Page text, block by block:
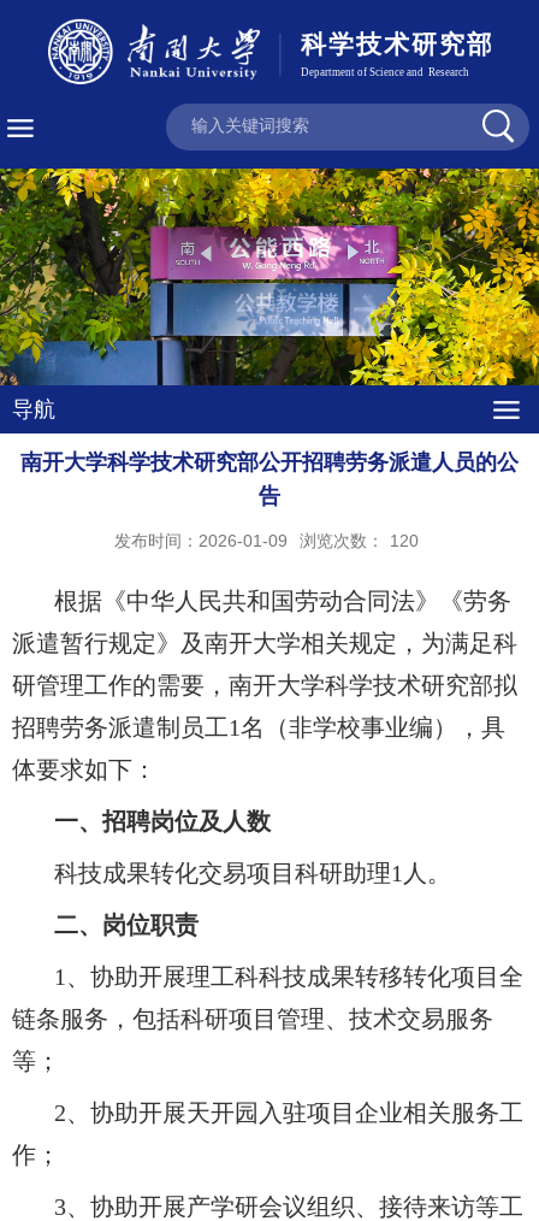
导航
南开大学科学技术研究部公开招聘劳务派遣人员的公
告
发布时间：2026-01-09 浏览次数： 120
根据《中华人民共和国劳动合同法》《劳务
派遣暂行规定》及南开大学相关规定，为满足科
研管理工作的需要，南开大学科学技术研究部拟
招聘劳务派遣制员工1名（非学校事业编），具
体要求如下：
一、招聘岗位及人数
科技成果转化交易项目科研助理1人。
二、岗位职责
1 、 协助开展理工科科技成果转移转化项目全
链条服务，包括科研项目管理、技术交易服务
等；
2、 协助开展天开园入驻项目企业相关服务工
作；
3、 协助开展产学研会议组织、接待来访等工